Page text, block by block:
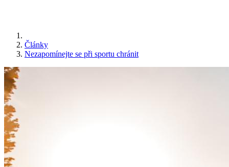
Články
Nezapomínejte se při sportu chránit